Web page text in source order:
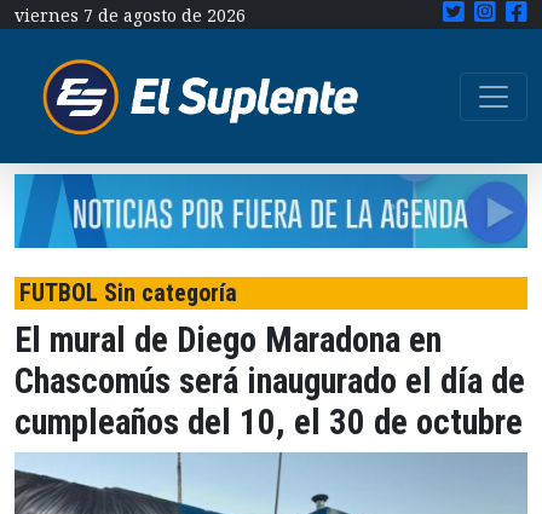
viernes 7 de agosto de 2026
FUTBOL Sin categoría
El mural de Diego Maradona en
Chascomús será inaugurado el día de
cumpleaños del 10, el 30 de octubre